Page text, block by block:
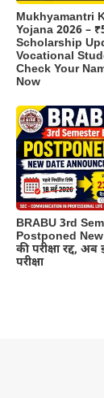
Mukhyamantri
Yojana 2026 –
Scholarship
Vocational
Check Your
Now
BRABU 3rd
Postponed
की परीक्षा रद्द, अब
परीक्षा